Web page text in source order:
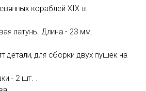
кораблей XIX в.
латунь. Длина - 23 мм.
детали, для сборки двух пушек на
- 2 шт. .